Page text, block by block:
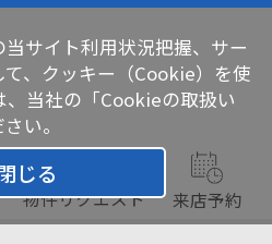
物件リクエスト 来店予約
サイト利用状況把握、サー
、クッキー（Cookie）を使
、当社の 「Cookieの取扱い
い。
じる